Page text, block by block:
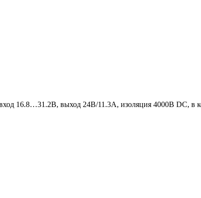
16.8…31.2В, выход 24В/11.3А, изоляция 4000В DC, в